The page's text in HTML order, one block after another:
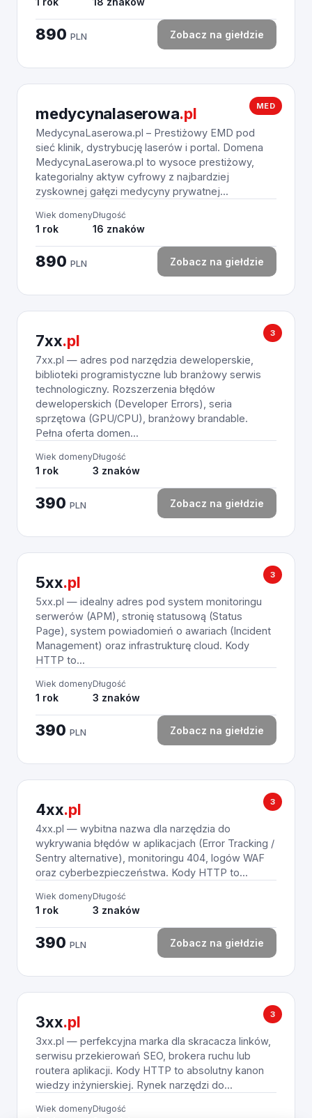
890 PLN Zobacz na giełdzie
MED
medycynalaserowa.pl
MedycynaLaserowa.pl – Prestiżowy EMD pod
sieć klinik, dystrybucję laserów i portal. Domena
MedycynaLaserowa.pl to wysoce prestiżowy,
kategorialny aktyw cyfrowy z najbardziej
zyskownej gałęzi medycyny prywatnej...
Wiek domeny
1 rok
Długość
16 znaków
890 PLN Zobacz na giełdzie
3
7xx.pl
7xx.pl — adres pod narzędzia deweloperskie,
biblioteki programistyczne lub branżowy serwis
technologiczny. Rozszerzenia błędów
deweloperskich (Developer Errors), seria
sprzętowa (GPU/CPU), branżowy brandable.
Pełna oferta domen...
Wiek domeny
1 rok
Długość
3 znaków
390 PLN Zobacz na giełdzie
3
5xx.pl
5xx.pl — idealny adres pod system monitoringu
serwerów (APM), stronię statusową (Status
Page), system powiadomień o awariach (Incident
Management) oraz infrastrukturę cloud. Kody
HTTP to...
Wiek domeny
1 rok
Długość
3 znaków
390 PLN Zobacz na giełdzie
3
4xx.pl
4xx.pl — wybitna nazwa dla narzędzia do
wykrywania błędów w aplikacjach (Error Tracking /
Sentry alternative), monitoringu 404, logów WAF
oraz cyberbezpieczeństwa. Kody HTTP to...
Wiek domeny
1 rok
Długość
3 znaków
390 PLN Zobacz na giełdzie
3
3xx.pl
3xx.pl — perfekcyjna marka dla skracacza linków,
serwisu przekierowań SEO, brokera ruchu lub
routera aplikacji. Kody HTTP to absolutny kanon
wiedzy inżynierskiej. Rynek narzędzi do...
Wiek domenyDługość